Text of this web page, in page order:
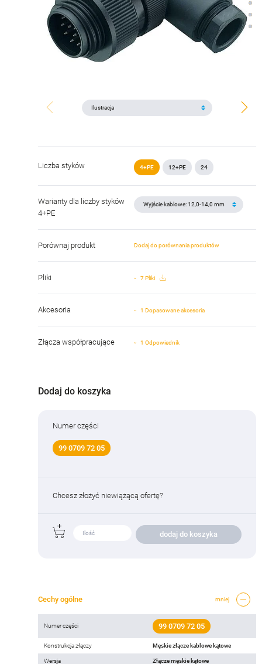
Liczba styków 4+PE 12+PE 24
Warianty dla liczby styków
4+PE
Porównaj produkt Dodaj do porównania produktów
Pliki 7 Pliki
Akcesoria 1 Dopasowane akcesoria
Złącza współpracujące 1 Odpowiednik
Dodaj do koszyka
Numer części
99 0709 72 05
Chcesz złożyć niewiążącą ofertę?
dodaj do koszyka
Cechy ogólne mniej
Numer części 99 0709 72 05
Konstrukcja złączy Męskie złącze kablowe kątowe
Wersja Złącze męskie kątowe